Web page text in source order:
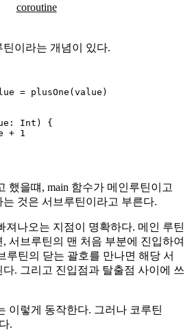
coroutine
이라는 개념이 있다.
= plusOne (value )
: Int) {
+ 1
했을떄, main 함수가 메인루틴이고
것은 서브루틴이라고 부른다.
져나오는 지점이 명확하다. 메인 루틴
서브루틴의 맨 처음 부분에 진입하여
루틴의 닫는 괄호를 만나면 해당 서
. 그리고 진입점과 탈출점 사이에 쓰
이렇게 동작한다. 그러나 코루틴
.